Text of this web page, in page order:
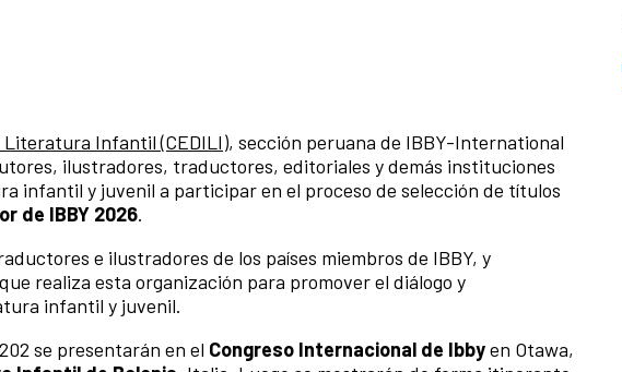
Infantil (CEDILI), sección peruana de IBBY-International
ilustradores, traductores, editoriales y demás instituciones
infantil y juvenil a participar en el proceso de selección de títulos
de IBBY 2026.
e ilustradores de los países miembros de IBBY, y
realiza esta organización para promover el diálogo y
infantil y juvenil.
se presentarán en el Congreso Internacional de Ibbyen Otawa,